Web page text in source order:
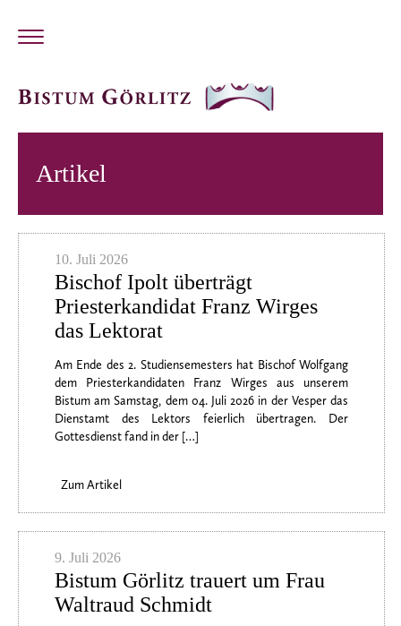
Artikel
10. Juli 2026
Bischof Ipolt überträgt
Priesterkandidat Franz Wirges
das Lektorat
Am Ende des 2. Studiensemesters hat Bischof Wolfgang
dem Priesterkandidaten Franz Wirges aus unserem
Bistum am Samstag, dem 04. Juli 2026 in der Vesper das
Dienstamt des Lektors feierlich übertragen. Der
Gottesdienst fand in der […]
Zum Artikel
9. Juli 2026
Bistum Görlitz trauert um Frau
Waltraud Schmidt